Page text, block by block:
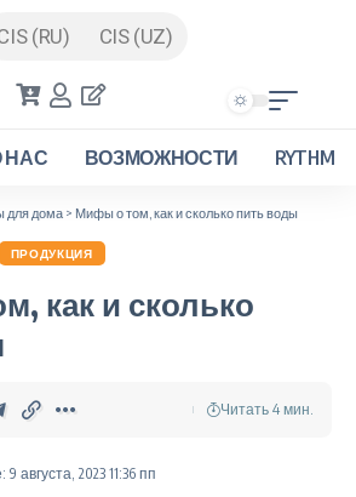
(RU) CIS (UZ)
НАС ВОЗМОЖНОСТИ RYTHM
для дома > Мифы о том, как и сколько пить воды
ПРОДУКЦИЯ
как и сколько
августа, 2023 11:36 пп
Читать 4 мин.